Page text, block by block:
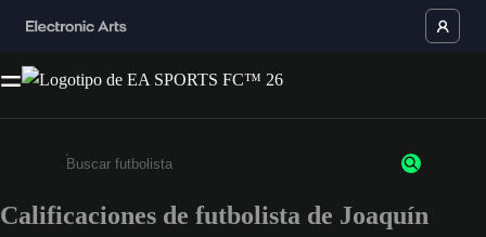
Ingresa un mínimo de 3 caracteres o números
Calificaciones de futbolista de Joaquín